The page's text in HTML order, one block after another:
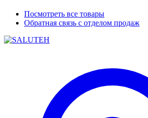
Посмотреть все товары
Обратная связь с отделом продаж